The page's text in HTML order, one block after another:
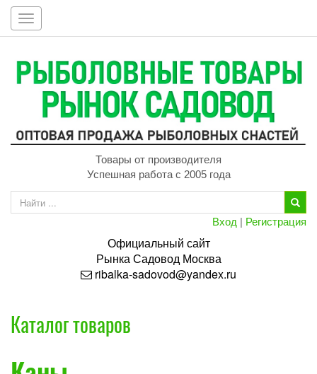
Toggle
navigation
Товары от производителя
Успешная работа с 2005 года
Вход | Регистрация
Официальный сайт
РынкаСадовод Москва
ribalka-sadovod@yandex.ru
Каталог товаров